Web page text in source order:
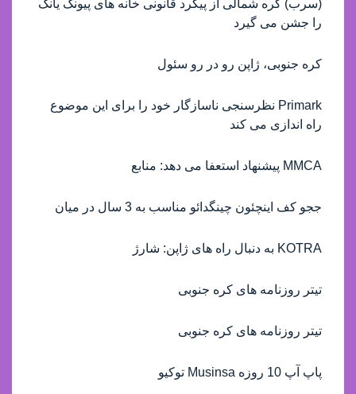
(سرب) کره شمالی از پیگرد قانونی خانه های پیونگ یانگ
را جشن می گیرد
کره جنوبی، ژاپن رو در رو سئول
Primark نظرسنجی ناسازگار خود را برای این موضوع
راه اندازی می کند
MMCA پیشنهاد استعفا می دهد: منابع
ججو کف اینچئون چینگدائو مناسب به 3 سال در میان
KOTRA به دنبال راه های ژاپن: شارژ
تیتر روزنامه های کره جنوبی
تیتر روزنامه های کره جنوبی
پاپ آپ 10 روزه Musinsa توکیو